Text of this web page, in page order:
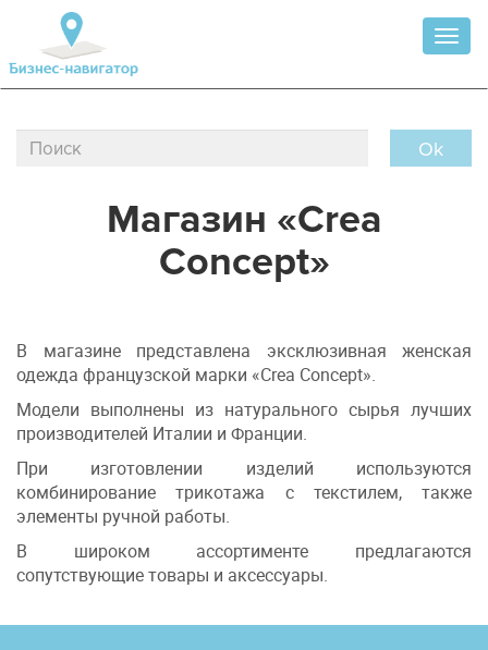
Ok
Магазин «Crea
Concept»
В магазине представлена эксклюзивная женская
одежда французской марки «Crea Concept».
Модели выполнены из натурального сырья лучших
производителей Италии и Франции.
При изготовлении изделий используются
комбинирование трикотажа с текстилем, также
элементы ручной работы.
В широком ассортименте предлагаются
сопутствующие товары и аксессуары.